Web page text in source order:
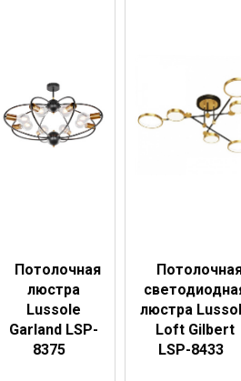
Потолочная
люстра
Lussole
Garland LSP-
8375
люстра
Loft Gilbert
LSP-8433